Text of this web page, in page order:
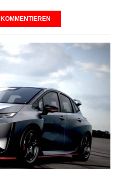
KOMMENTIEREN